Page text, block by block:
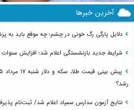
آخرین خبرها
دلایل پارگی رگ خونی در چشم؛ چه موقع باید به
شرایط جدید بازنشستگی اعلام شد؛ افزایش
رشد؟
نتایج آزمون مدارس سمپاد اعلام شد/ ثبت‌نام